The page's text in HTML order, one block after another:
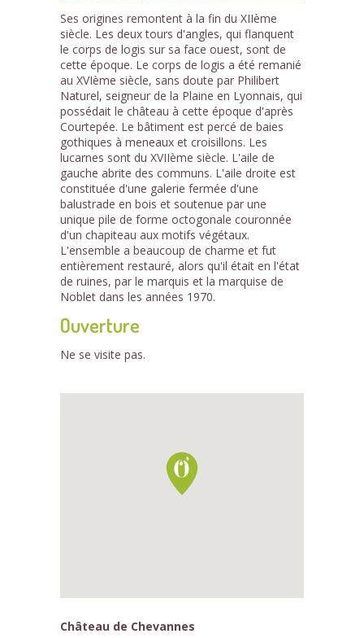
1 /2
Ses origines remontent à la fin du XIIème
siècle. Les deux tours d'angles, qui flanquent
le corps de logis sur sa face ouest, sont de
cette époque. Le corps de logis a été remanié
au XVIème siècle, sans doute par Philibert
Naturel, seigneur de la Plaine en Lyonnais, qui
possédait le château à cette époque d'après
Courtepée. Le bâtiment est percé de baies
gothiques à meneaux et croisillons. Les
lucarnes sont du XVIIème siècle. L'aile de
gauche abrite des communs. L'aile droite est
constituée d'une galerie fermée d'une
balustrade en bois et soutenue par une
unique pile de forme octogonale couronnée
d'un chapiteau aux motifs végétaux.
L'ensemble a beaucoup de charme et fut
entièrement restauré, alors qu'il était en l'état
de ruines, par le marquis et la marquise de
Noblet dans les années 1970.
Ouverture
Ne se visite pas.
Château de Chevannes